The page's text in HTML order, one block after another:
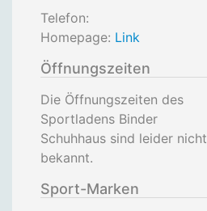
Telefon:
Homepage: Link
Öffnungszeiten
Die Öffnungszeiten des
Sportladens Binder
Schuhhaus sind leider nicht
bekannt.
Sport-Marken